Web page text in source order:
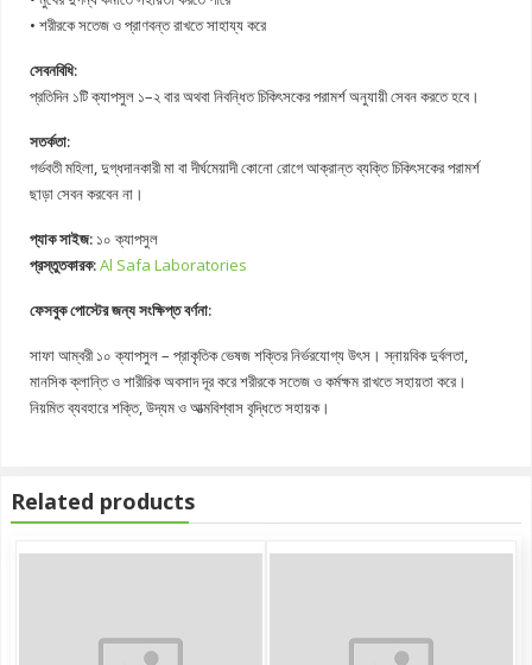
• শরীরকে সতেজ ও প্রাণবন্ত রাখতে সাহায্য করে
সেবনবিধি:
প্রতিদিন ১টি ক্যাপসুল ১–২ বার অথবা নিবন্ধিত চিকিৎসকের পরামর্শ অনুযায়ী সেবন করতে হবে।
সতর্কতা:
গর্ভবতী মহিলা, দুগ্ধদানকারী মা বা দীর্ঘমেয়াদী কোনো রোগে আক্রান্ত ব্যক্তি চিকিৎসকের পরামর্শ
ছাড়া সেবন করবেন না।
প্যাক সাইজ: ১০ ক্যাপসুল
প্রস্তুতকারক:Al Safa Laboratories
ফেসবুক পোস্টের জন্য সংক্ষিপ্ত বর্ণনা:
সাফা আম্বরী ১০ ক্যাপসুল – প্রাকৃতিক ভেষজ শক্তির নির্ভরযোগ্য উৎস। স্নায়বিক দুর্বলতা,
মানসিক ক্লান্তি ও শারীরিক অবসাদ দূর করে শরীরকে সতেজ ও কর্মক্ষম রাখতে সহায়তা করে।
নিয়মিত ব্যবহারে শক্তি, উদ্যম ও আত্মবিশ্বাস বৃদ্ধিতে সহায়ক।
Related products